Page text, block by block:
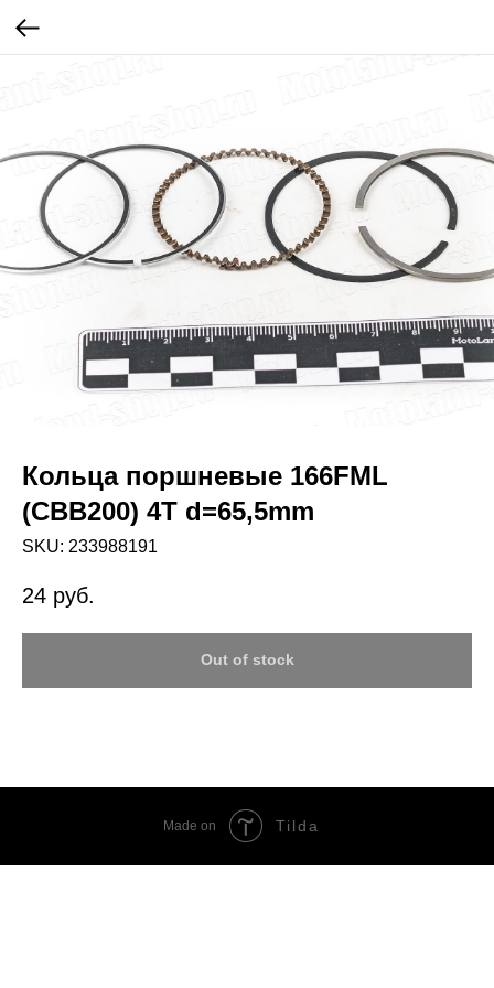
Кольца поршневые 166FML
(CBB200) 4T d=65,5mm
SKU: 233988191
24 руб.
Out of stock
Made on Tilda